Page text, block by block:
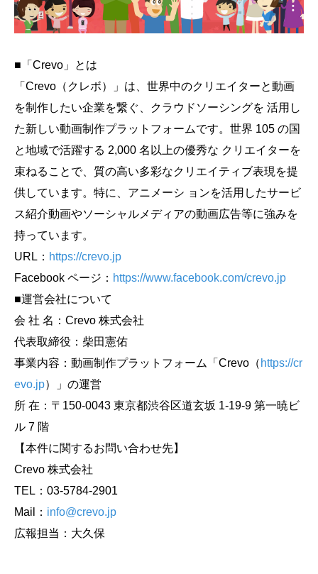
■「Crevo」とは
「Crevo（クレボ）」は、世界中のクリエイターと動画
を制作したい企業を繋ぐ、クラウドソーシングを 活用し
た新しい動画制作プラットフォームです。世界 105 の国
と地域で活躍する 2,000 名以上の優秀な クリエイターを
束ねることで、質の高い多彩なクリエイティブ表現を提
供しています。特に、アニメーシ ョンを活用したサービ
ス紹介動画やソーシャルメディアの動画広告等に強みを
持っています。
URL： https://crevo.jp
Facebook ページ： https://www.facebook.com/crevo.jp
■運営会社について
会 社 名：Crevo 株式会社
代表取締役：柴田憲佑
事業内容：動画制作プラットフォーム「Crevo（ https://cr
evo.jp）」の運営
所 在：〒150-0043 東京都渋谷区道玄坂 1-19-9 第一暁ビ
ル 7 階
【本件に関するお問い合わせ先】
Crevo 株式会社
TEL：03-5784-2901
Mail： info@crevo.jp
広報担当：大久保